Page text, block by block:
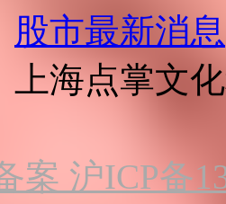
股市最新消息
上海点掌文
案 沪ICP备